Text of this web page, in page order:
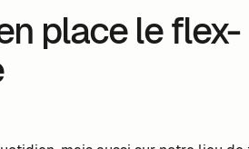
place le flex-